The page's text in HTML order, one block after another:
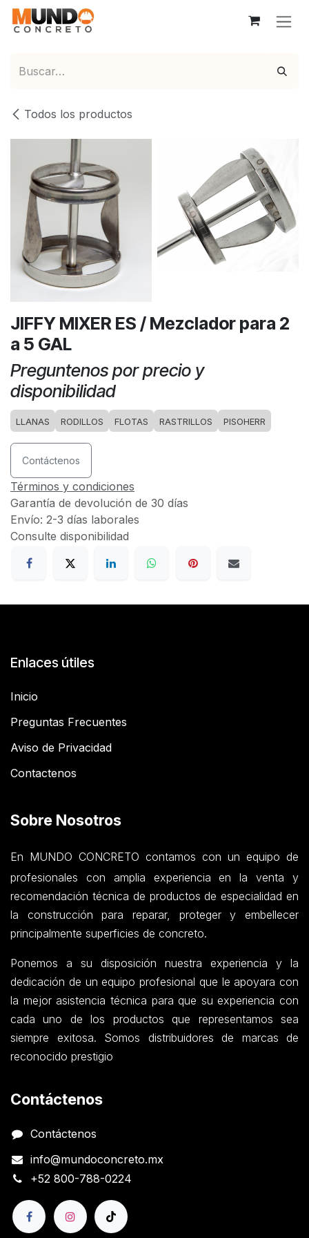
Ir al contenido
Todos los productos
JIFFY MIXER ES / Mezclador para 2
a 5 GAL
Preguntenos por precio y
disponibilidad
LLANAS RODILLOS FLOTAS RASTRILLOS PISOHERR
Contáctenos
Términos y condiciones
Garantía de devolución de 30 días
Envío: 2-3 días laborales
Consulte disponibilidad
Enlaces útiles
Inicio
Preguntas Frecuentes
Aviso de Privacidad
Contactenos
Sobre Nosotros
En MUNDO CONCRETO contamos con un equipo de
profesionales con amplia experiencia en la venta y
recomendación técnica de productos de especialidad en
la construcción para reparar, proteger y embellecer
principalmente superficies de concreto.
Ponemos a su disposición nuestra experiencia y la
dedicación de un equipo profesional que le apoyara con
la mejor asistencia técnica para que su experiencia con
cada uno de los productos que representamos sea
siempre exitosa. Somos distribuidores de marcas de
reconocido prestigio
Contáctenos
Contáctenos
info@mundoconcreto.mx
+52 800-788-0224